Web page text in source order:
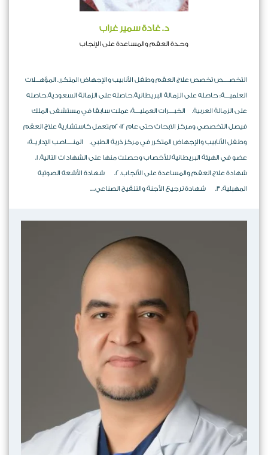
د. غادة سمير غراب
وحـدة العقم والمساعدة على الإنجاب
التخصـــــص تخصص علاج العقم وطفل الأنابيب والإجهاض المتكرر. المؤهـــلات
العلميــــة: حاصله على الزمالة البريطانية.حاصله على الزمالة السعودية.حاصله
على الزمالة العربية. الخبــــرات العمليــــة: عملت سابقا في مستشفى الملك
فيصل التخصصي ومركز الابحاث حتى عام 2012م.تعمل كاستشارية علاج العقم
وطفل الأنابيب والإجهاض المتكرر في مركز ذرية الطبي. المنـــــاصب الإداريــة:
عضو في الهيئة البريطانية للأخصاب وحصلت منها على الشهادات التالية. 1.
شهادة علاج العقم والمساعدة على الأنجاب. 2. شهادة الأشعة الصوتية
المهبلية. 3. شهادة ترجيع الأجنة والتلقيح الصناعي....